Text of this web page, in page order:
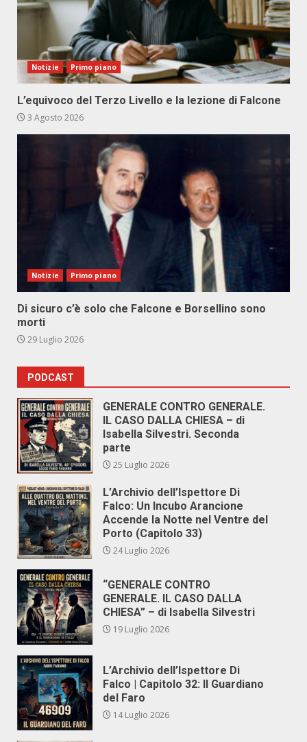
Notizie Primo piano
L’equivoco del Terzo Livello e la lezione di Falcone
3 Agosto 2026
Notizie Primo piano
Di sicuro c’è solo che Falcone e Borsellino sono
morti
29 Luglio 2026
PODCAST
GENERALE CONTRO GENERALE.
IL CASO DALLA CHIESA – di
Isabella Silvestri. Seconda
parte
25 Luglio 2026
L’Archivio dell’Ispettore Di
Falco: Un Incubo Arancione
Accende la Notte nel Ventre del
Porto (Capitolo 33)
24 Luglio 2026
“GENERALE CONTRO
GENERALE. IL CASO DALLA
CHIESA” – di Isabella Silvestri
19 Luglio 2026
L’Archivio dell’Ispettore Di
Falco | Capitolo 32: Il Guardiano
del Faro
14 Luglio 2026